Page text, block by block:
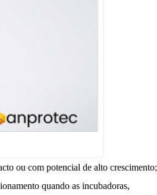
ou com potencial de alto crescimento;
quando as incubadoras,